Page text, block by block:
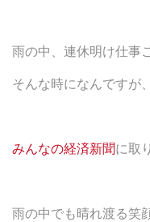
雨の中、連休明け仕事
そんな時になんですが
みんなの経済新聞に取
雨の中でも晴れ渡る笑